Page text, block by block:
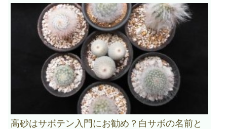
高砂はサボテン入門にお勧め？白サボの名前と